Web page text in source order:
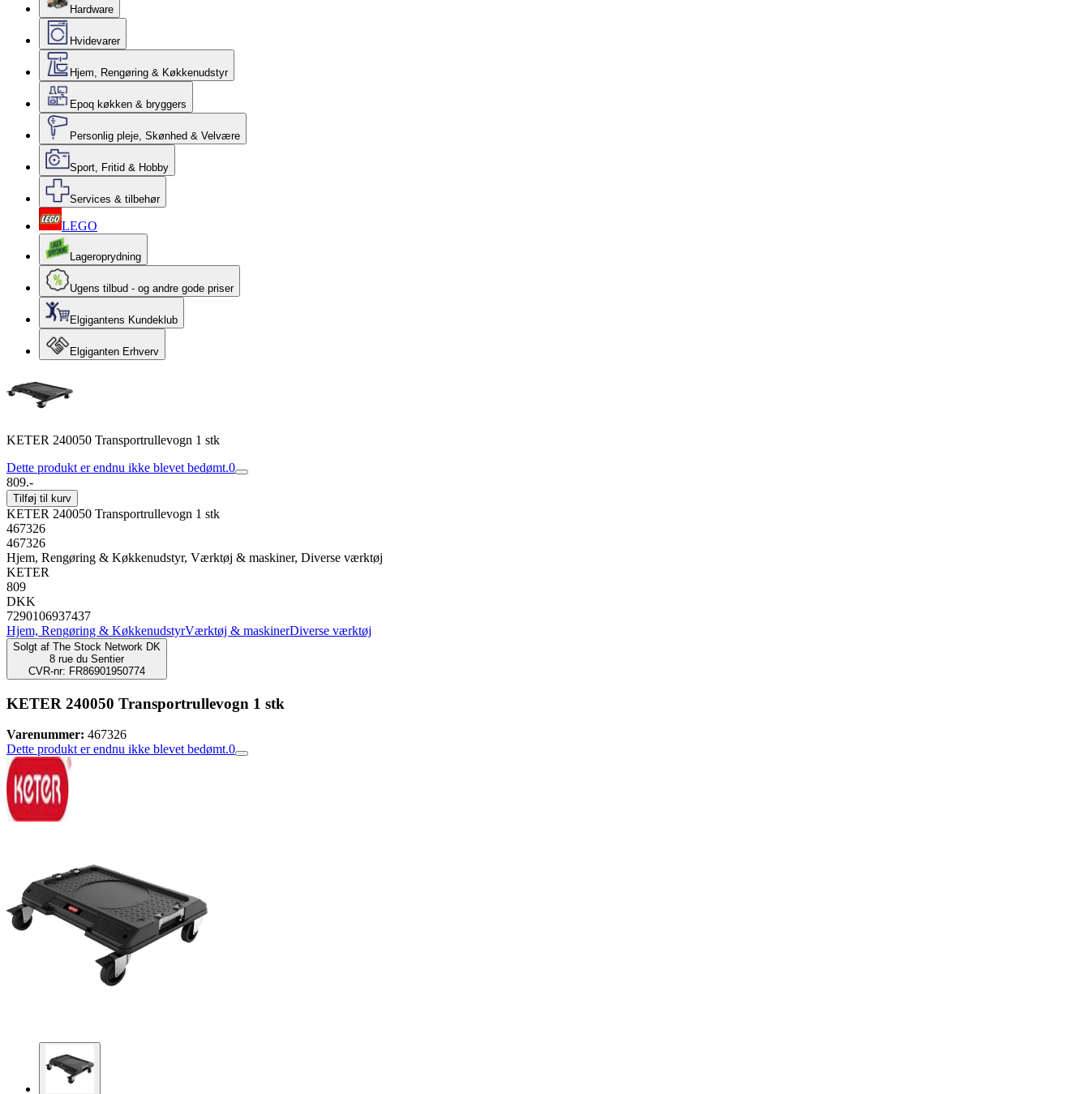
Hardware
Hvidevarer
Hjem, Rengøring & Køkkenudstyr
Epoq køkken & bryggers
Personlig pleje, Skønhed & Velvære
Sport, Fritid & Hobby
Services & tilbehør
LEGO
Lageroprydning
Ugens tilbud - og andre gode priser
Elgigantens Kundeklub
Elgiganten Erhverv
KETER 240050 Transportrullevogn 1 stk
Dette produkt er endnu ikke blevet bedømt.0
809.-
Tilføj til kurv
KETER 240050 Transportrullevogn 1 stk
467326
467326
Hjem, Rengøring & Køkkenudstyr, Værktøj & maskiner, Diverse værktøj
KETER
809
DKK
7290106937437
Hjem, Rengøring & KøkkenudstyrVærktøj & maskinerDiverse værktøj
Solgt af The Stock Network DK
8 rue du Sentier
CVR-nr: FR86901950774
KETER 240050 Transportrullevogn 1 stk
Varenummer: 467326
Dette produkt er endnu ikke blevet bedømt.0